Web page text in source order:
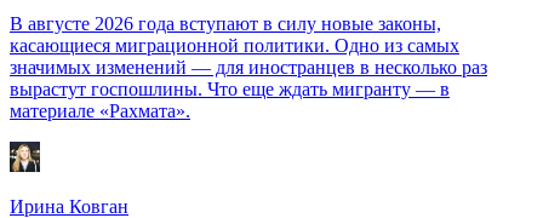
В августе 2026 года вступают в силу новые законы,
касающиеся миграционной политики. Одно из самых
значимых изменений — для иностранцев в несколько раз
вырастут госпошлины. Что еще ждать мигранту — в
материале «Рахмата».
Ирина Ковган